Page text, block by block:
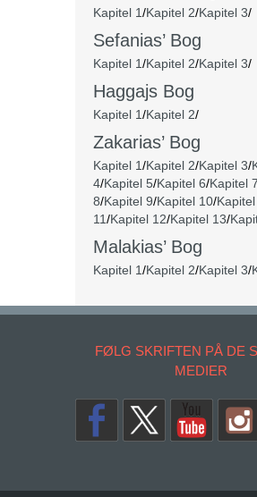
Kapitel 1/Kapitel 2/Kapitel 3/
Sefanias’ Bog
Kapitel 1/Kapitel 2/Kapitel 3/
Haggajs Bog
Kapitel 1/Kapitel 2/
Zakarias’ Bog
Kapitel 1/Kapitel 2/Kapitel 3/
4/Kapitel 5/Kapitel 6/Kapitel 7
8/Kapitel 9/Kapitel 10/Kapitel
11/Kapitel 12/Kapitel 13/
Malakias’ Bog
Kapitel 1/Kapitel 2/Kapitel 3/
FØLG SKRIFTEN PÅ DE
MEDIER